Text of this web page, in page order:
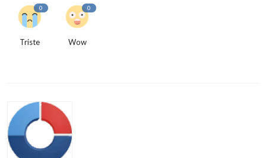
0
Triste
0
Wow